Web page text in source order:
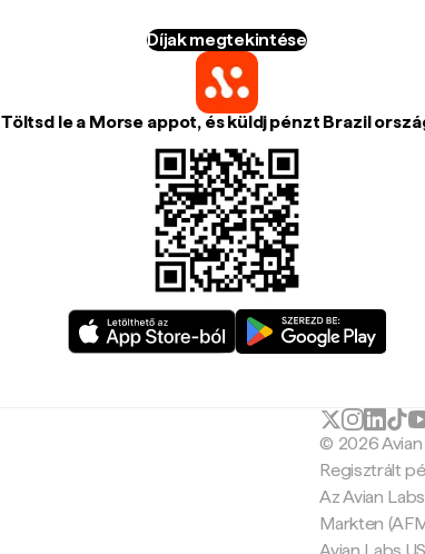
Díjak megtekintése
Töltsd le a Morse appot, és küldj pénzt Brazil
© 2026 Avian
Regisztrált
Az Avian
Markten